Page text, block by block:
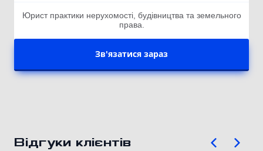
Юрист практики нерухомості, будівництва та земельного
права.
Зв'язатися зараз
Відгуки клієнтів